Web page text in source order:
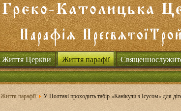
Життя Церкви Життя парафії
Життя парафії У Полтаві проходить табір «Канікули з Ісусом» для